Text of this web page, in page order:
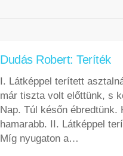
Dudás Robert: Teríték
I. Látképpel terített
már tiszta volt előttünk, s
Nap. Túl későn ébredtünk.
hamarabb. II. Látképpel
Míg nyugaton a…